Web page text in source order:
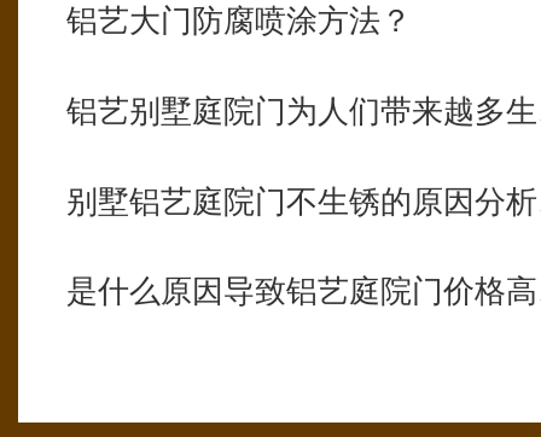
铝艺大门防腐喷涂方法？
铝艺别墅庭院门为人们带来越多
别墅铝艺庭院门不生锈的原因分
是什么原因导致铝艺庭院门价格